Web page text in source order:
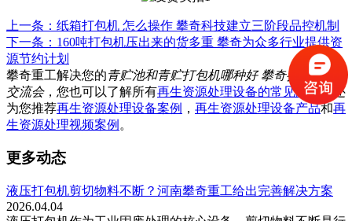
上一条：纸箱打包机 怎么操作 攀奇科技建立三阶段品控机制
下一条：160吨打包机压出来的货多重 攀奇为众多行业提供资
源节约计划
攀奇重工解决您的青贮池和青贮打包机哪种好 攀奇参加行业
交流会，您也可以了解所有再生资源处理设备的常见问题，还
为您推荐再生资源处理设备案例 ， 再生资源处理设备产品和再
生资源处理视频案例 。
更多动态
液压打包机剪切物料不断？河南攀奇重工给出完善解决方案
2026.04.04